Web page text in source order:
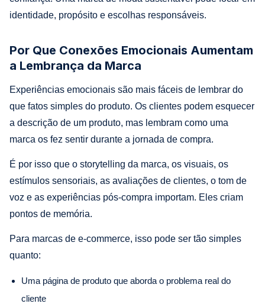
identidade, propósito e escolhas responsáveis.
Por Que Conexões Emocionais Aumentam
a Lembrança da Marca
Experiências emocionais são mais fáceis de lembrar do
que fatos simples do produto. Os clientes podem esquecer
a descrição de um produto, mas lembram como uma
marca os fez sentir durante a jornada de compra.
É por isso que o storytelling da marca, os visuais, os
estímulos sensoriais, as avaliações de clientes, o tom de
voz e as experiências pós-compra importam. Eles criam
pontos de memória.
Para marcas de e-commerce, isso pode ser tão simples
quanto:
Uma página de produto que aborda o problema real do
cliente